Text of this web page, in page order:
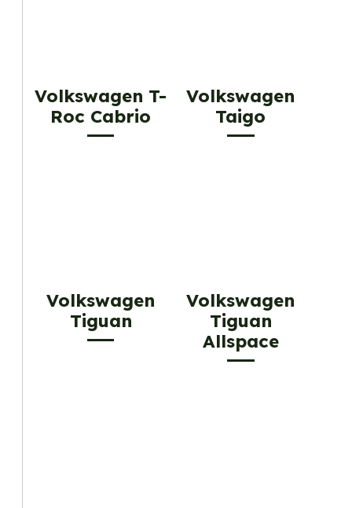
Volkswagen T-
Roc Cabrio
Volkswagen
Taigo
Volkswagen
Tiguan
Volkswagen
Tiguan
Allspace